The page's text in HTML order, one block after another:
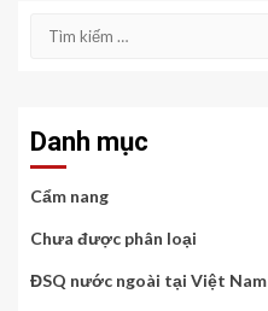
Tìm
Danh mục
Cẩm nang
Chưa được phân loại
ĐSQ nước ngoài tại Việt Nam